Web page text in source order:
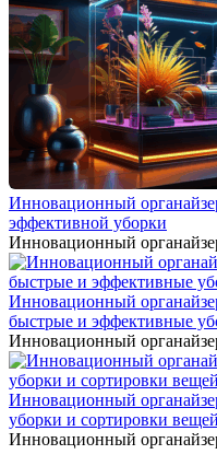
Инновационный
эффективной уборки
Инновационный
Инновационный
быстрые и эффективные
Инновационный
Инновационный
уборки и сортировки вещей
Инновационный